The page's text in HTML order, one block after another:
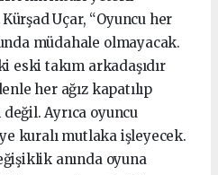
Uçar, “Oyuncu her
müdahale olmayacak.
eski takım arkadaşıdır
her ağız kapatılıp
Ayrıca oyuncu
kuralı mutlaka işleyecek.
anında oyuna